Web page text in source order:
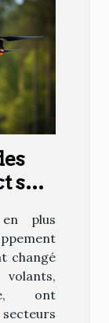
sur
plus
changé
ont